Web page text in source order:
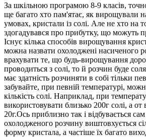
За шкільною програмою 8-9 класів,
ще багато хто пам'ятає, як вирощували
умовах, кристали із солі. Але не хто на
здогадувався про прибутку, що можуть
Існує кілька способів вирощування
можна назвати охолоджені насиченого
врахувати те, що будь-вирощування
проводиться з солі, то й розчин буде
має здатність розчиняти в собі тільки
забувайте, при певній температурі,
кількість солі. Наприклад, при
використовувати близько 200г солі, а
20г.Ось приблизно так і відбувається
охолодженого розчину виштовхується
форму кристала, а частіше їх багато